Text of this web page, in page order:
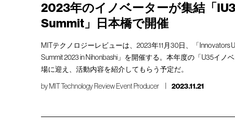
2023年のイノベーターが集結「
Summit」日本橋で開催
MITテクノロジーレビューは、2023年11月30日、「Innovators
Summit 2023 in Nihonbashi」を開催する。本年度の「U35イノ
場に迎え、活動内容を紹介してもらう予定だ。
byMIT Technology Review Event Producer 2023.11.21